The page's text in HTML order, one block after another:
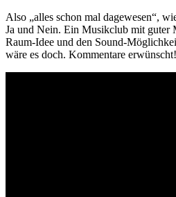
Also „alles schon mal dagewesen“,
Ja und Nein. Ein Musikclub mit guter
Raum-Idee und den Sound-
wäre es doch. Kommentare erwünscht!